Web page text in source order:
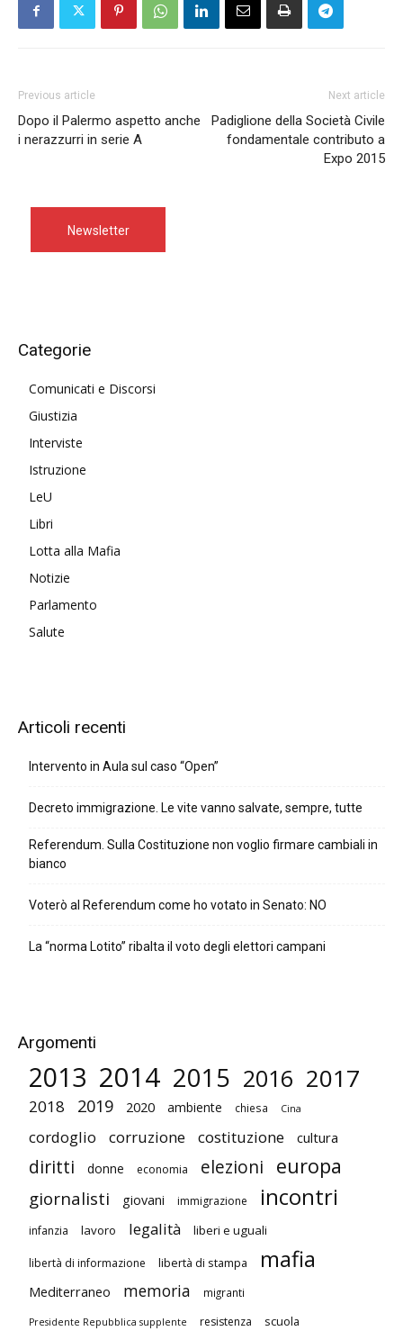
Previous article
Dopo il Palermo aspetto anche
i nerazzurri in serie A
Next article
Padiglione della Società Civile
fondamentale contributo a
Expo 2015
Newsletter
Categorie
Comunicati e Discorsi
Giustizia
Interviste
Istruzione
LeU
Libri
Lotta alla Mafia
Notizie
Parlamento
Salute
Articoli recenti
Intervento in Aula sul caso “Open”
Decreto immigrazione. Le vite vanno salvate, sempre, tutte
Referendum. Sulla Costituzione non voglio firmare cambiali in
bianco
Voterò al Referendum come ho votato in Senato: NO
La “norma Lotito” ribalta il voto degli elettori campani
Argomenti
2013 2014 2015 2016 2017
2018 2019 2020 ambiente chiesa Cina
cordoglio corruzione costituzione cultura
diritti donne economia elezioni europa
giornalisti giovani immigrazione incontri
infanzia lavoro legalità liberi e uguali
libertà di informazione libertà di stampa mafia
Mediterraneo memoria migranti
Presidente Repubblica supplente resistenza scuola